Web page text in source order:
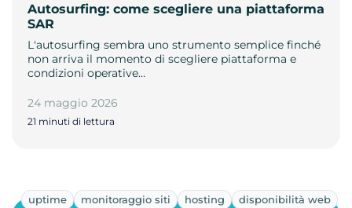
Autosurfing: come scegliere una piattaforma
SAR
L'autosurfing sembra uno strumento semplice finché
non arriva il momento di scegliere piattaforma e
condizioni operative…
24 maggio 2026
21 minuti di lettura
uptime monitoraggio siti hosting disponibilità web